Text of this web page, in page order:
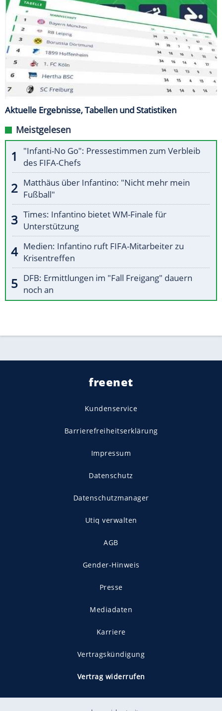
Aktuelle Ergebnisse, Tabellen und Statistiken
Meistgelesen
"Infanti-No Go": Pressestimmen zum Verbleib
des FIFA-Chefs
Matthäus über Infantino: "Nicht mehr mein
Fußball"
Times: Infantino bietet WM-Finale für
Unterstützung
Medien: Infantino ruft FIFA-Mitarbeiter zu
Krisentreffen
DFB: Ermittlungen im "Fall Freigang" dauern
noch an
freenet
Kundenservice
Barrierefreiheitserklärung
Impressum
Datenschutz
Datenschutzmanager
Utiq verwalten
AGB
Gender-Hinweis
Presse
Mediadaten
Karriere
Vertragskündigung
Vertrag widerrufen